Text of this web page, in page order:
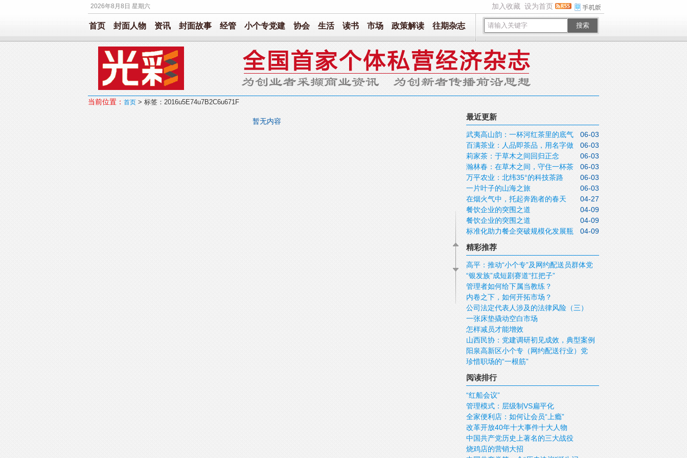
2026年8月8日 星期六 加入收藏 设为首页
搜索
首页 封面人物 资讯 封面故事 经管 小个专党建 协会 生活 读书 市场 政策解读 往期杂志
当前位置： 首页 > 标签：2016u5E74u7B2C6u671F
暂无内容 最近更新
06-03
武夷高山韵：一杯河红茶里的底气
06-03
百满茶业：人品即茶品，用名字做
品牌 06-03
莉家茶：于草木之间回归正念
06-03
瀚林春：在草木之间，守住一杯茶
的灵性 06-03
万平农业：北纬35°的科技茶路
06-03
一片叶子的山海之旅
04-27
在烟火气中，托起奔跑者的春天
04-09
餐饮企业的突围之道
04-09
餐饮企业的突围之道
04-09
标准化助力餐企突破规模化发展瓶
颈
精彩推荐
高平：推动“小个专”及网约配送员群体党
建工作再上新台阶
“银发族”成短剧赛道“扛把子”
管理者如何给下属当教练？
内卷之下，如何开拓市场？
公司法定代表人涉及的法律风险（三）
一张床垫撬动空白市场
怎样减员才能增效
山西民协：党建调研初见成效，典型案例
彰显活力
阳泉高新区小个专（网约配送行业）党
委：以“党建红”点亮“新赛道”
珍惜职场的“一根筋”
阅读排行
“红船会议”
管理模式：层级制VS扁平化
全家便利店：如何让会员“上瘾”
改革开放40年十大事件十大人物
中国共产党历史上著名的三大战役
烧鸡店的营销大招